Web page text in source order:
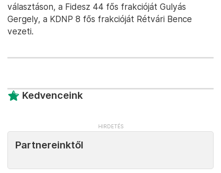
választáson, a Fidesz 44 fős frakcióját Gulyás
Gergely, a KDNP 8 fős frakcióját Rétvári Bence
vezeti.
Kedvenceink
Partnereinktől